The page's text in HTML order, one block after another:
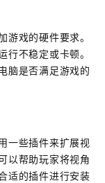
戏的硬件要求。
不稳定或卡顿。
脑是否满足游戏的
一些插件来扩展视
以帮助玩家将视角
适的插件进行安装